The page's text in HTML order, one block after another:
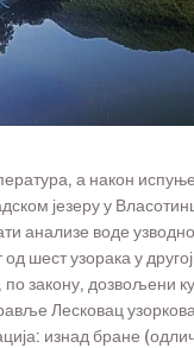
а након
језеру у
анализе воде
шест узорака у другој
по закону, дозвољени
Лесковац
изнад бране